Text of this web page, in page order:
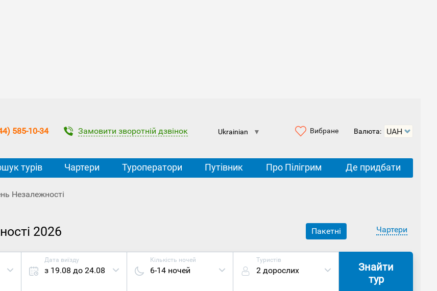
585-10-34 Замовити зворотній дзвінок Ukrainian ▼ Вибране Валюта:
турів Чартери Туроператори Путівник Про Пілігрим Де придбати
Незалежності
2026 Пакетні Чартери
Дата виїзду
з 19.08 до 24.08
Кількість ночей
6-14 ночей
Туристів
2 дорослих
Знайти
тур